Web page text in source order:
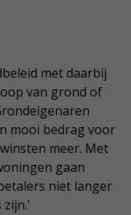
met daarbij
van grond of
mooi bedrag voor
meer. Met
gaan
niet langer